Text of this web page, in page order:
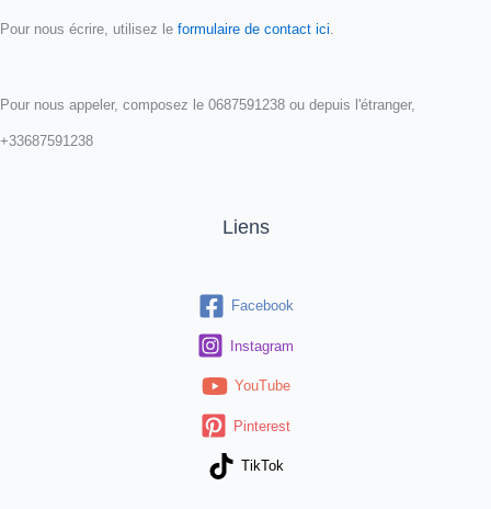
Pour nous écrire, utilisez le formulaire de contact ici
Pour nous appeler, composez le 0687591238 ou depuis l'étranger,
+33687591238
Liens
Facebook
Instagram
YouTube
Pinterest
TikTok